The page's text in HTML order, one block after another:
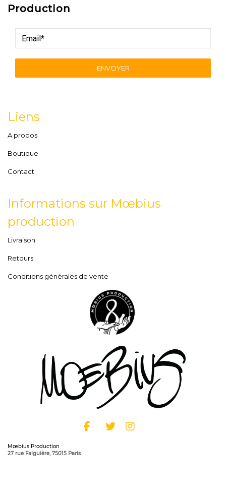
Production
ENVOYER
Liens
A propos
Boutique
Contact
Informations sur Mœbius
production
Livraison
Retours
Conditions générales de vente
Mœbius Production
27 rue Falguière, 75015 Paris